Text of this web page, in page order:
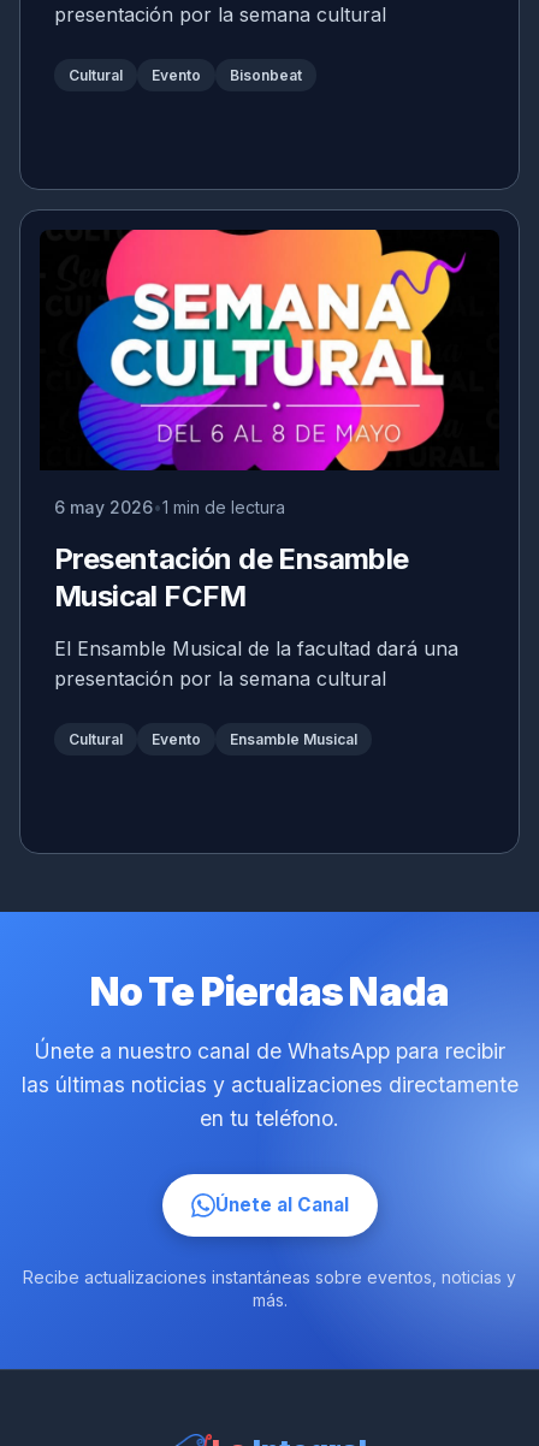
presentación por la semana cultural
Cultural Evento Bisonbeat
6 may 2026 1 min de lectura
Presentación de Ensamble
Musical FCFM
El Ensamble Musical de la facultad dará una
presentación por la semana cultural
Cultural Evento Ensamble Musical
No Te Pierdas Nada
Únete a nuestro canal de WhatsApp para recibir
las últimas noticias y actualizaciones directamente
en tu teléfono.
Únete al Canal
Recibe actualizaciones instantáneas sobre eventos, noticias y
más.